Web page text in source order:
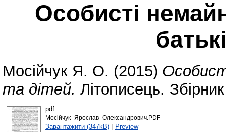
Особисті
Мосійчук Я. О. (2015)
та дітей. Літописець.
pdf
Мосійчук_Ярослав_Олександрович.PDF
Завантажити (347kB)| Preview